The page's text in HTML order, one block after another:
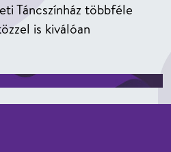
Táncszínház többféle
is kiválóan